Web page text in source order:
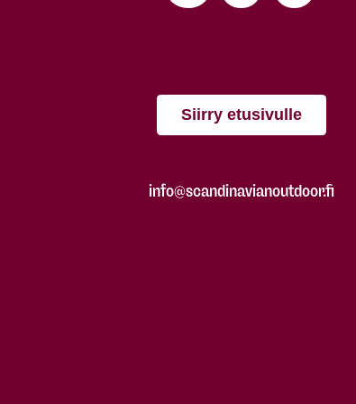
Siirry etusivulle
info@scandinavianoutdoor.fi